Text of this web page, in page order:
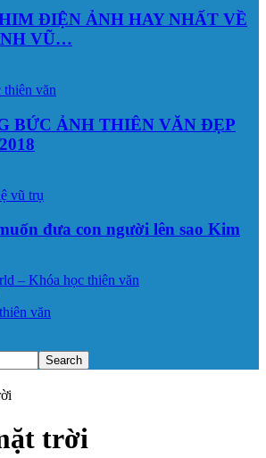
ĐIỆN ẢNH HAY NHẤT VỀ
VŨ…
văn
BỨC ẢNH THIÊN VĂN ĐẸP
vũ trụ
đưa con người lên sao Kim
– Khóa học thiên văn
văn
trời